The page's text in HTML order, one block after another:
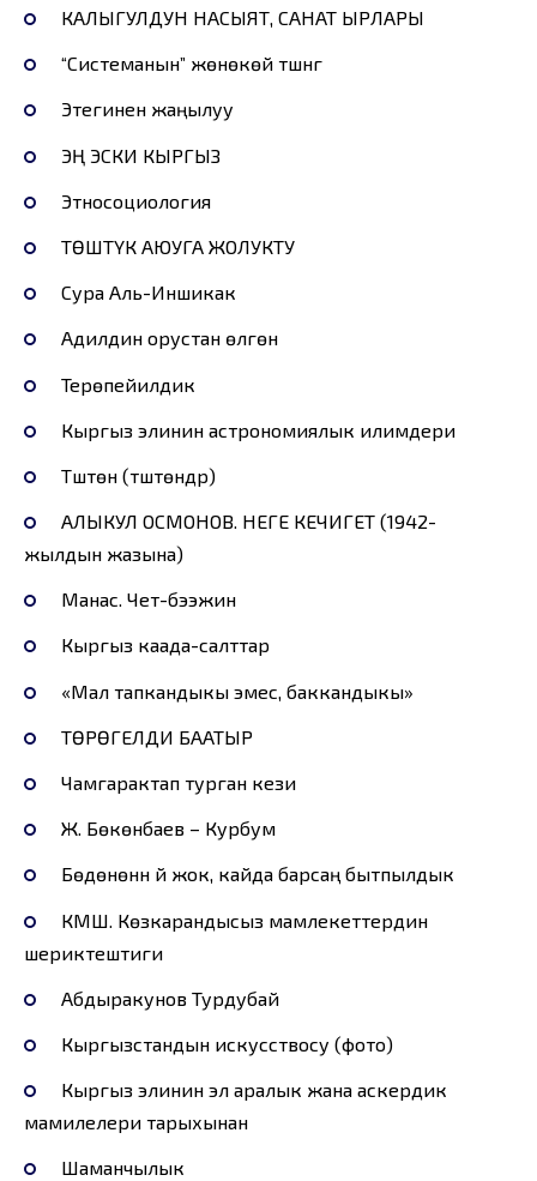
КАЛЫГУЛДУН НАСЫЯТ, САНАТ ЫРЛАРЫ
“Системанын” жөнөкөй түшүнүгү
Этегинен жаңылуу
ЭҢ ЭСКИ КЫРГЫЗ
Этносоциология
ТӨШТҮК АЮУГА ЖОЛУКТУ
Сура Аль-Иншикак
Адилдин орустан өлгөнү
Терөпейилдик
Кыргыз элинин астрономиялык илимдери
Түштөнүү (түштөндүрүү)
АЛЫКУЛ ОСМОНОВ. НЕГЕ КЕЧИГЕТ (1942-
жылдын жазына)
Манас. Чет-бээжин
Кыргыз каада-салттар
«Мал тапкандыкы эмес, баккандыкы»
ТӨРӨГЕЛДИ БААТЫР
Чамгарактап турган кези
Ж. Бөкөнбаев – Курбум
Бөдөнөнүн үйү жок, кайда барсаң бытпылдык
КМШ. Көзкарандысыз мамлекеттердин
шериктештиги
Абдыракунов Турдубай
Кыргызстандын искусствосу (фото)
Кыргыз элинин эл аралык жана аскердик
мамилелери тарыхынан
Шаманчылык